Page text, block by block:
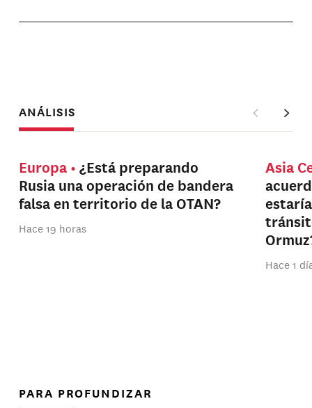
ANÁLISIS
Europa
¿Está preparando
Rusia una operación de bandera
falsa en territorio de la OTAN?
Hace 19 horas
Asia
Hace 1
PARA PROFUNDIZAR